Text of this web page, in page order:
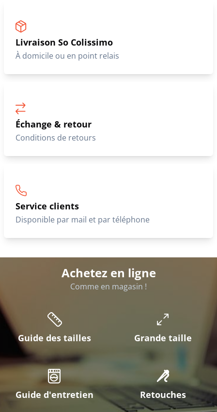
Livraison So Colissimo
À domicile ou en point relais
Échange & retour
Conditions de retours
Service clients
Disponible par mail et par téléphone
Achetez en ligne
Comme en magasin !
Guide des tailles Grande taille
Guide d'entretien Retouches